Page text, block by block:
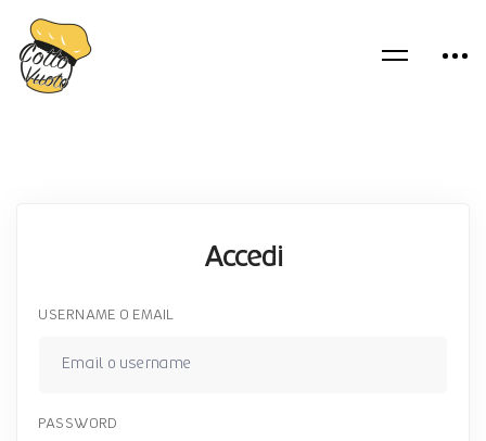
Accedi
USERNAME O EMAIL
PASSWORD